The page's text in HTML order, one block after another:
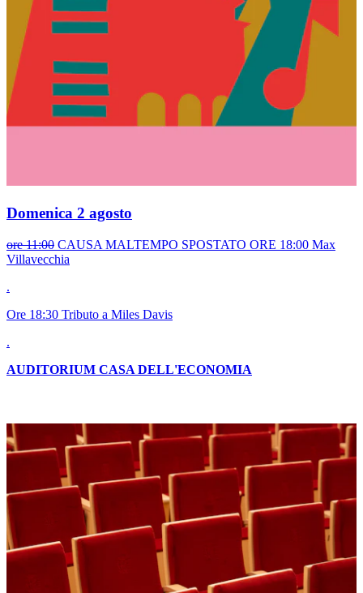
Domenica 2 agosto
ore 11:00 CAUSA MALTEMPO SPOSTATO ORE 18:00 Max
Villavecchia
.
Ore 18:30 Tributo a Miles Davis
.
AUDITORIUM CASA DELL'ECONOMIA